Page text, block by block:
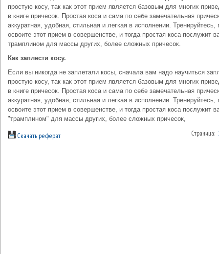
простую косу, так как этот прием является базовым для многих
в книге причесок. Простая коса и сама по себе замечательная
аккуратная, удобная, стильная и легкая в исполнении. Тренируйтесь,
освоите этот прием в совершенстве, и тогда простая коса послужит
трамплином для массы других, более сложных причесок.
Как заплести косу.
Если вы никогда не заплетали косы, сначала вам надо научиться
простую косу, так как этот прием является базовым для многих
в книге причесок. Простая коса и сама по себе замечательная
аккуратная, удобная, стильная и легкая в исполнении. Тренируйтесь,
освоите этот прием в совершенстве, и тогда простая коса послужит
"трамплином" для массы других, более сложных причесок,
Скачать реферат Страница: